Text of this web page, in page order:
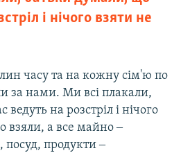
і нічого взяти не
часу та на кожну сім'ю по
за нами. Ми всі плакали,
на розстріл і нічого
взяли, а все майно ‒
продукти ‒